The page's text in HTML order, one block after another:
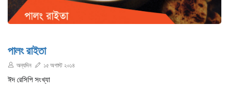
পালং রাইতা
অন্যদিন ১৫ অগাস্ট ২০১৪
ঈদ রেসিপি সংখ্যা